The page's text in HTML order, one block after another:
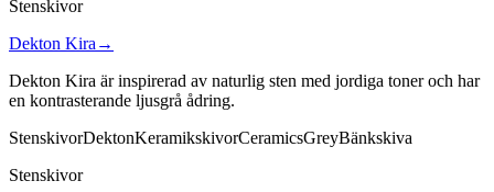
Stenskivor
Dekton Kira →
Dekton Kira är inspirerad av naturlig sten med jordiga toner och har
en kontrasterande ljusgrå ådring.
StenskivorDektonKeramikskivorCeramicsGreyBänkskiva
Stenskivor